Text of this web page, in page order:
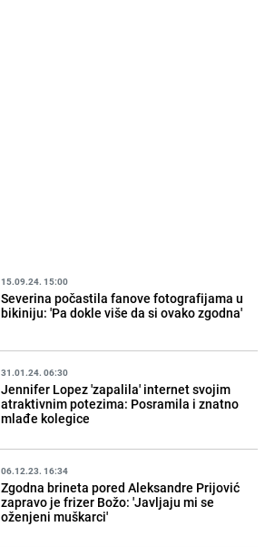
15.09.24. 15:00
Severina počastila fanove fotografijama u
bikiniju: 'Pa dokle više da si ovako zgodna'
31.01.24. 06:30
Jennifer Lopez 'zapalila' internet svojim
atraktivnim potezima: Posramila i znatno
mlađe kolegice
06.12.23. 16:34
Zgodna brineta pored Aleksandre Prijović
zapravo je frizer Božo: 'Javljaju mi se
oženjeni muškarci'